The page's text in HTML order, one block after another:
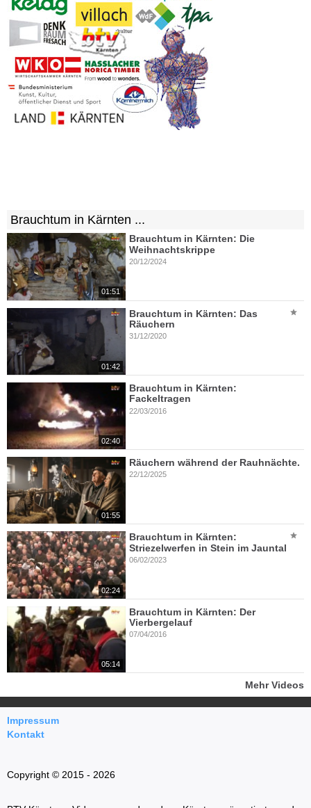
Brauchtum in Kärnten ...
01:51
Brauchtum in Kärnten: Die
Weihnachtskrippe
20/12/2024
01:42
Brauchtum in Kärnten: Das
Räuchern
31/12/2020
02:40
Brauchtum in Kärnten:
Fackeltragen
22/03/2016
01:55
Räuchern während der Rauhnächte.
22/12/2025
02:24
Brauchtum in Kärnten:
Striezelwerfen in Stein im Jauntal
06/02/2023
05:14
Brauchtum in Kärnten: Der
Vierbergelauf
07/04/2016
Mehr Videos
Impressum
Kontakt
Copyright © 2015 - 2026